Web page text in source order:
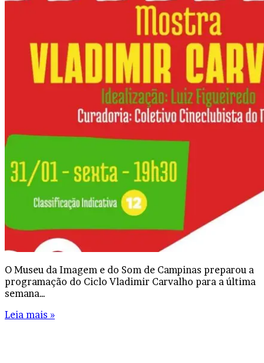
O Museu da Imagem e do Som de Campinas preparou a
programação do Ciclo Vladimir Carvalho para a última
semana…
Leia mais »